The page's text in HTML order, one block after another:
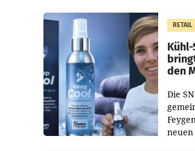
Juli
RETAIL
den
Die